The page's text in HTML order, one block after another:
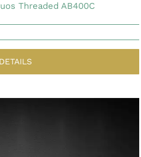
Threaded AB400C
DETAILS